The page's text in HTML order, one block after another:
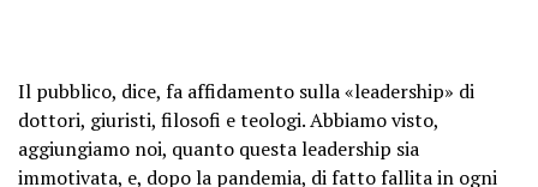
Il pubblico, dice, fa affidamento sulla «leadership» di
dottori, giuristi, filosofi e teologi. Abbiamo visto,
aggiungiamo noi, quanto questa leadership sia
immotivata, e, dopo la pandemia, di fatto fallita in ogni